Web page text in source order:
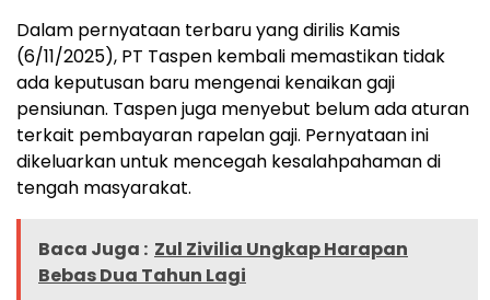
Dalam pernyataan terbaru yang dirilis Kamis
(6/11/2025), PT Taspen kembali memastikan tidak
ada keputusan baru mengenai kenaikan gaji
pensiunan. Taspen juga menyebut belum ada aturan
terkait pembayaran rapelan gaji. Pernyataan ini
dikeluarkan untuk mencegah kesalahpahaman di
tengah masyarakat.
Baca Juga : Zul Zivilia Ungkap Harapan
Bebas Dua Tahun Lagi